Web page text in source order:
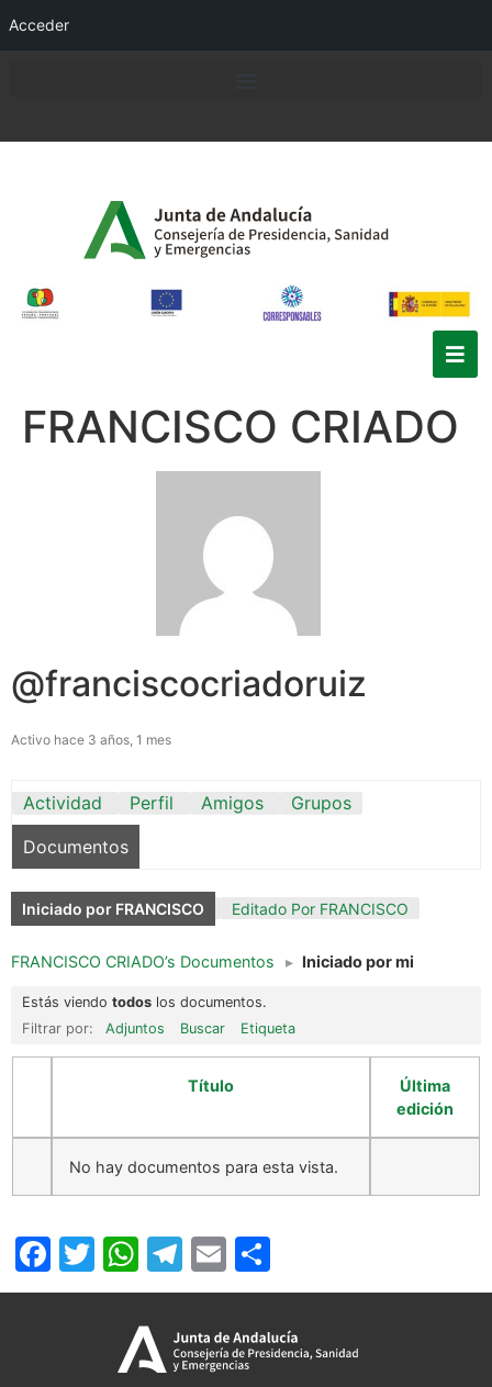
Acceder
FRANCISCO CRIADO
@franciscocriadoruiz
Activo hace 3 años, 1 mes
Actividad Perfil Amigos
Grupos
Documentos
Iniciado por FRANCISCO Editado Por FRANCISCO
FRANCISCO CRIADO’s Documentos ▸ Iniciado por mi
Estás viendo todos los documentos.
Filtrar por:
Adjuntos Buscar Etiqueta
Título
Última
edición
No hay documentos para esta vista.
Facebook
Twitter
WhatsApp
Telegram
Email